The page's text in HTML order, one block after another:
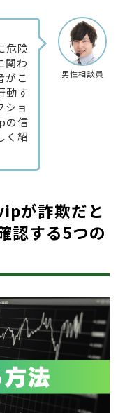
男性相談員
危険
関わ
がこ
動す
ショ
の信
く紹
が詐欺だと
認する5つの